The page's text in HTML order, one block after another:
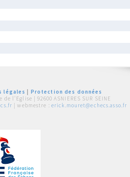
légales
Protection des données
de l'Eglise | 92600 ASNIERES SUR SEINE
| webmestre : erick.mouret@echecs.asso.fr